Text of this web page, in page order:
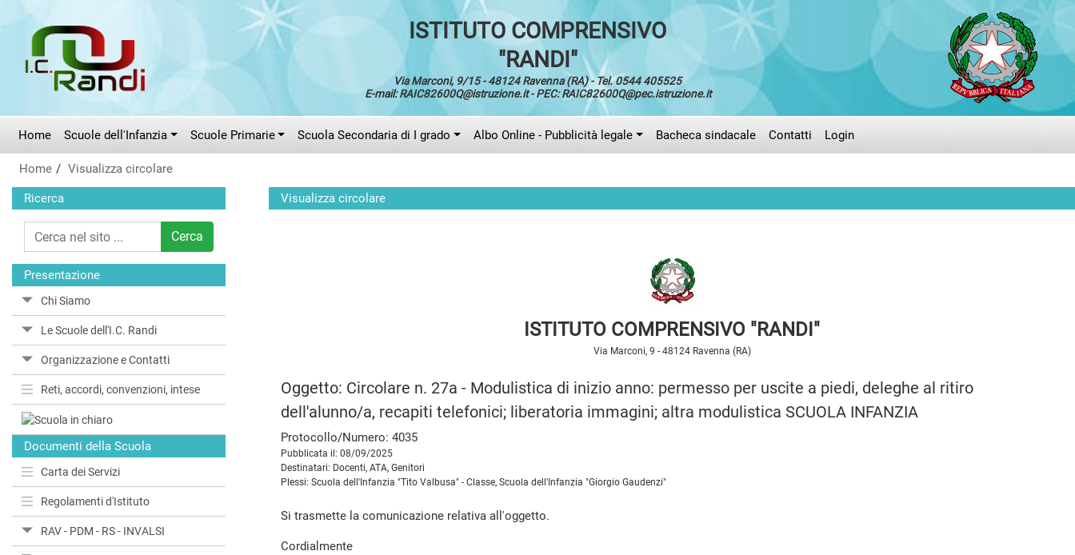
ISTITUTO COMPRENSIVO
"RANDI"
Via Marconi, 9/15 - 48124 Ravenna (RA) - Tel. 0544 405525
E-mail: RAIC82600Q@istruzione.it - PEC: RAIC82600Q@pec.istruzione.it
Home Scuole dell'Infanzia Scuole Primarie Scuola Secondaria di I grado Albo Online - Pubblicità legale Bacheca sindacale Contatti Login
Home Visualizza circolare
Ricerca
Cerca
Presentazione
Chi Siamo
Le Scuole dell'I.C. Randi
Organizzazione e Contatti
Reti, accordi, convenzioni, intese
Documenti della Scuola
Carta dei Servizi
Regolamenti d'Istituto
RAV - PDM - RS - INVALSI
Visualizza circolare
ISTITUTO COMPRENSIVO "RANDI"
Via Marconi, 9 - 48124 Ravenna (RA)
Oggetto: Circolare n. 27a - Modulistica di inizio anno: permesso per uscite a piedi, deleghe al ritiro
dell'alunno/a, recapiti telefonici; liberatoria immagini; altra modulistica SCUOLA INFANZIA
Protocollo/Numero: 4035
Pubblicata il: 08/09/2025
Destinatari: Docenti, ATA, Genitori
Plessi: Scuola dell'Infanzia "Tito Valbusa" - Classe, Scuola dell'Infanzia "Giorgio Gaudenzi"
Si trasmette la comunicazione relativa all'oggetto.
Cordialmente